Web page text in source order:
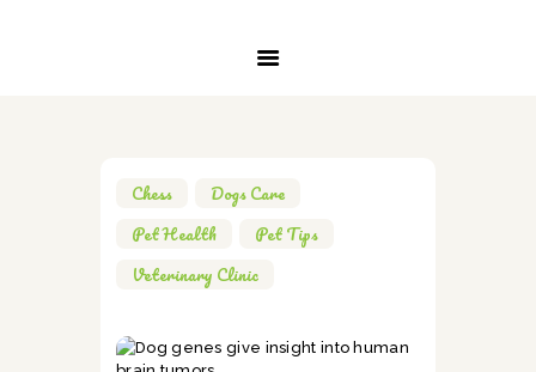
Chess Dogs Care
Pet Health
Pet Tips
Veterinary Clinic